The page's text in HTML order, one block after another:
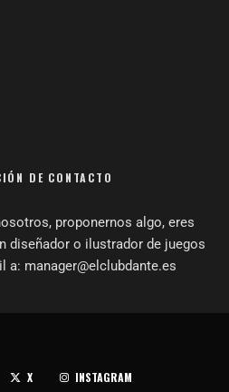
DE CONTACTO
proponernos algo, eres
diseñador o ilustrador de juegos
a: manager@elclubdante.es
X INSTAGRAM